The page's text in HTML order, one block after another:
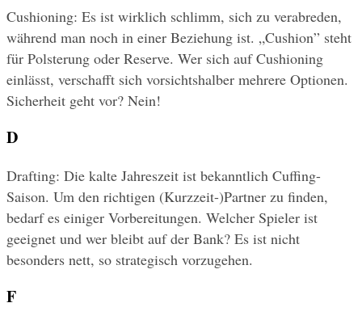
Cushioning: Es ist wirklich schlimm, sich zu verabreden,
während man noch in einer Beziehung ist. „Cushion” steht
für Polsterung oder Reserve. Wer sich auf Cushioning
einlässt, verschafft sich vorsichtshalber mehrere Optionen.
Sicherheit geht vor? Nein!
D
Drafting: Die kalte Jahreszeit ist bekanntlich Cuffing-
Saison. Um den richtigen (Kurzzeit-)Partner zu finden,
bedarf es einiger Vorbereitungen. Welcher Spieler ist
geeignet und wer bleibt auf der Bank? Es ist nicht
besonders nett, so strategisch vorzugehen.
F